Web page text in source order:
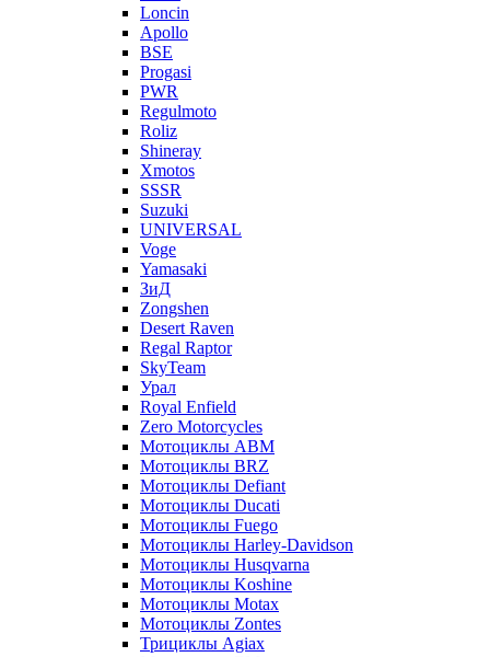
Loncin
Apollo
BSE
Progasi
PWR
Regulmoto
Roliz
Shineray
Xmotos
SSSR
Suzuki
UNIVERSAL
Voge
Yamasaki
ЗиД
Zongshen
Desert Raven
Regal Raptor
SkyTeam
Урал
Royal Enfield
Zero Motorcycles
Мотоциклы ABM
Мотоциклы BRZ
Мотоциклы Defiant
Мотоциклы Ducati
Мотоциклы Fuego
Мотоциклы Harley-Davidson
Мотоциклы Husqvarna
Мотоциклы Koshine
Мотоциклы Motax
Мотоциклы Zontes
Трициклы Agiax